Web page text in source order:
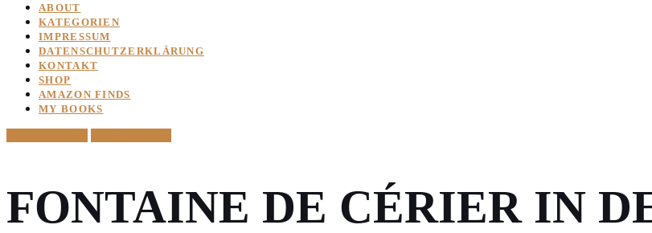
ABOUT
KATEGORIEN
IMPRESSUM
DATENSCHUTZERKLÄRUNG
KONTAKT
SHOP
AMAZON FINDS
MY BOOKS
FONTAINE DE CÉRIER IN